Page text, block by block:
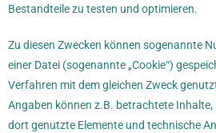
Bestandteile zu testen und optimieren.
Zu diesen Zwecken können sogenannte
einer Datei (sogenannte „Cookie“)
Verfahren mit dem gleichen Zweck
Angaben können z.B. betrachtete Inhalte,
dort genutzte Elemente und technische